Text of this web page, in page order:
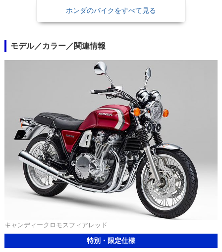
ホンダのバイクをすべて見る
モデル／カラー／関連情報
キャンディークロモスフィアレッド
特別・限定仕様